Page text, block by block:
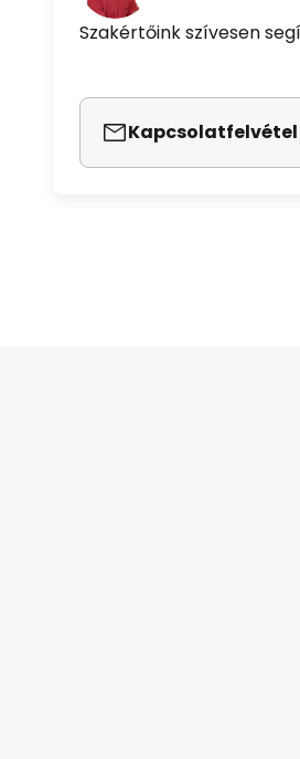
Szakértőink szívesen
Kapcsolatfelvétel